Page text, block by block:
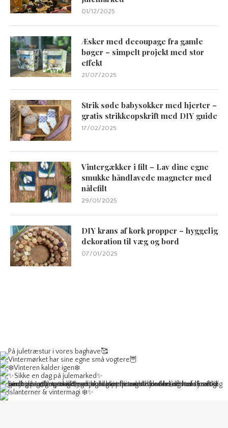
01/12/2025
Æsker med decoupage fra gamle
bøger – simpelt projekt med stor
effekt
21/07/2025
Strik søde babysokker med hjerter –
gratis strikkeopskrift med DIY guide
17/02/2025
Vintergækker i filt – Lav dine egne
smukke håndlavede magneter med
nålefilt
29/01/2025
DIY krans af kork propper – hyggelig
dekoration til væg og bord
07/01/2025